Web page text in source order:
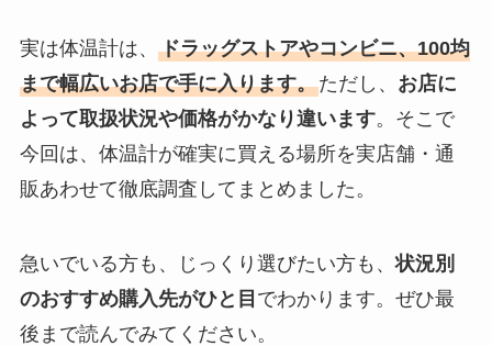
実は体温計は、 ドラッグストアやコンビニ、100均
まで幅広いお店で手に入ります。ただし、 お店に
よって取扱状況や価格がかなり違います。そこで
今回は、体温計が確実に買える場所を実店舗・通
販あわせて徹底調査してまとめました。
急いでいる方も、じっくり選びたい方も、状況別
のおすすめ購入先がひと目 でわかります。ぜひ最
後まで読んでみてください。